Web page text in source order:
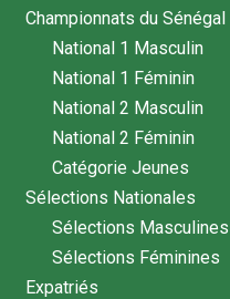
Championnats du Sénégal
National 1 Masculin
National 1 Féminin
National 2 Masculin
National 2 Féminin
Catégorie Jeunes
Sélections Nationales
Sélections Masculines
Sélections Féminines
Expatriés